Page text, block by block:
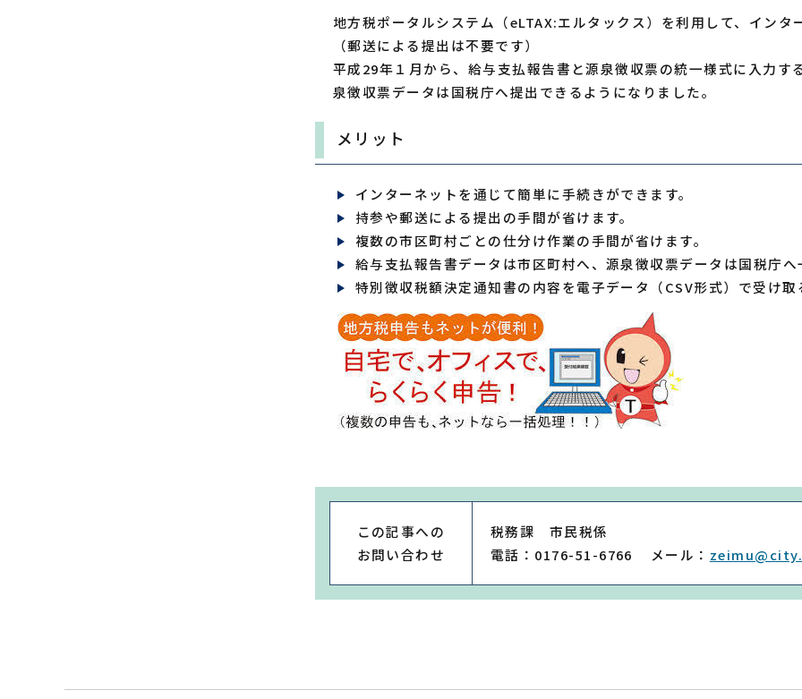
地方税ポータルシステム（eLTAX:エルタックス）を利用して、イン
（郵送による提出は不要です）
平成29年１月から、給与支払報告書と源泉徴収票の統一様式に入力
泉徴収票データは国税庁へ提出できるようになりました。
メリット
インターネットを通じて簡単に手続きができます。
持参や郵送による提出の手間が省けます。
複数の市区町村ごとの仕分け作業の手間が省けます。
給与支払報告書データは市区町村へ、源泉徴収票データは国税庁
特別徴収税額決定通知書の内容を電子データ（CSV形式）で受け
この記事への
お問い合わせ
税務課 市民税係
電話：0176-51-6766
メール：